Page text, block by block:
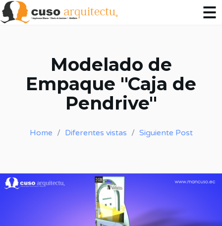
Modelado de
Empaque "Caja de
Pendrive"
Home Diferentes vistas Siguiente Post